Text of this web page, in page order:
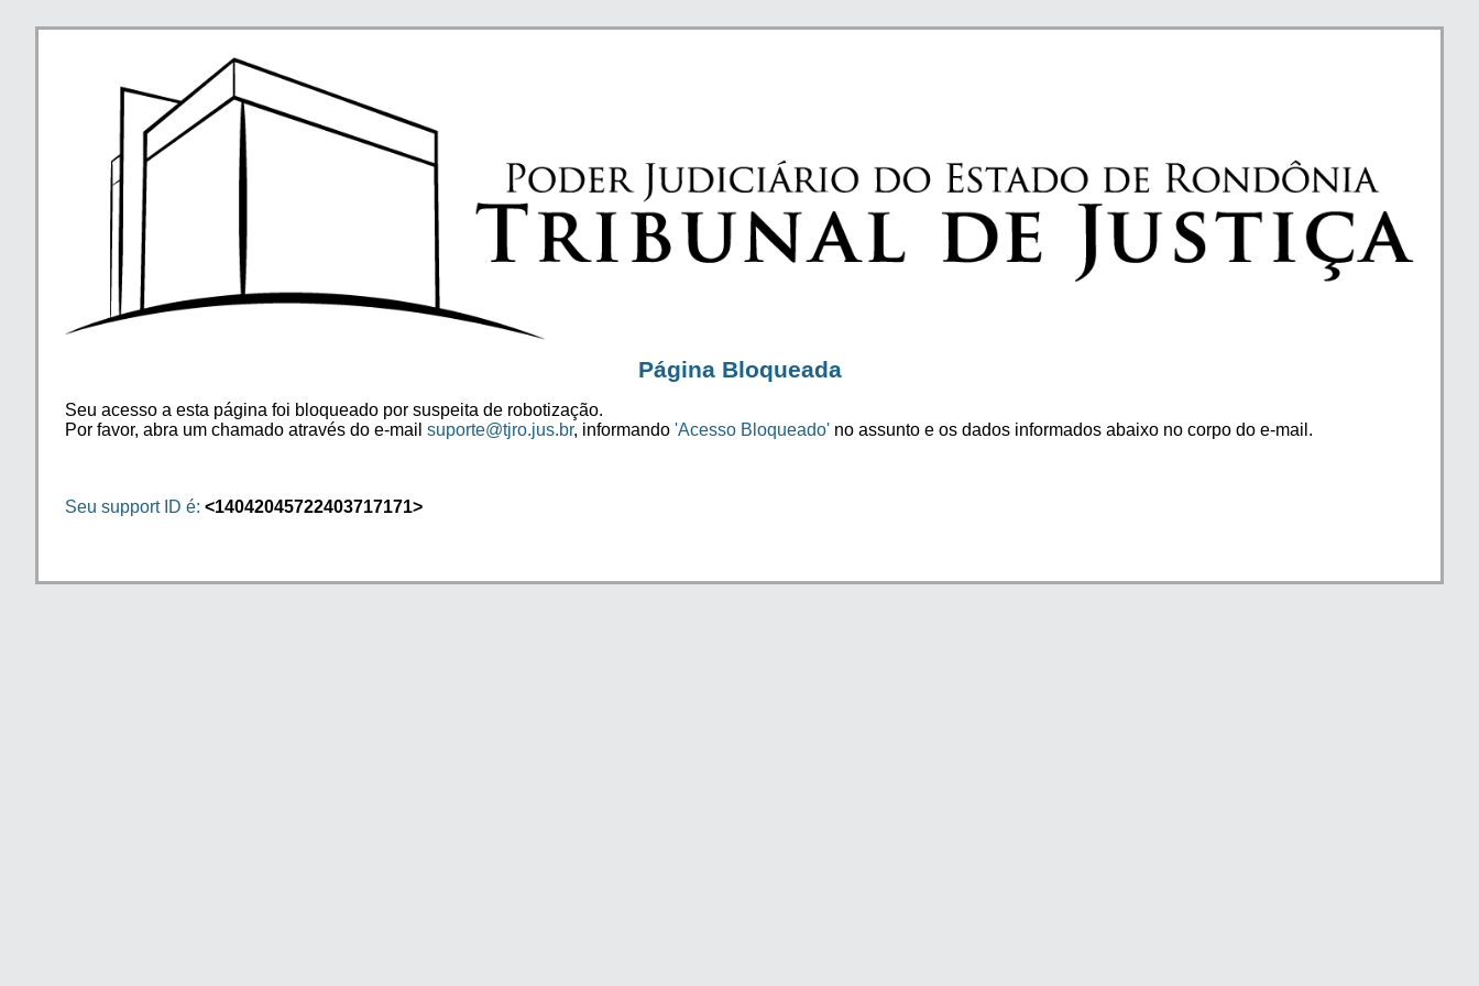
Página Bloqueada
Seu acesso a esta página foi bloqueado por suspeita de robotização.
Por favor, abra um chamado através do e-mail suporte@tjro.jus.br, informando 'Acesso Bloqueado' no assunto e os dados informados abaixo no corpo do e-mail.
Seu support ID é: <14042045722403717171>